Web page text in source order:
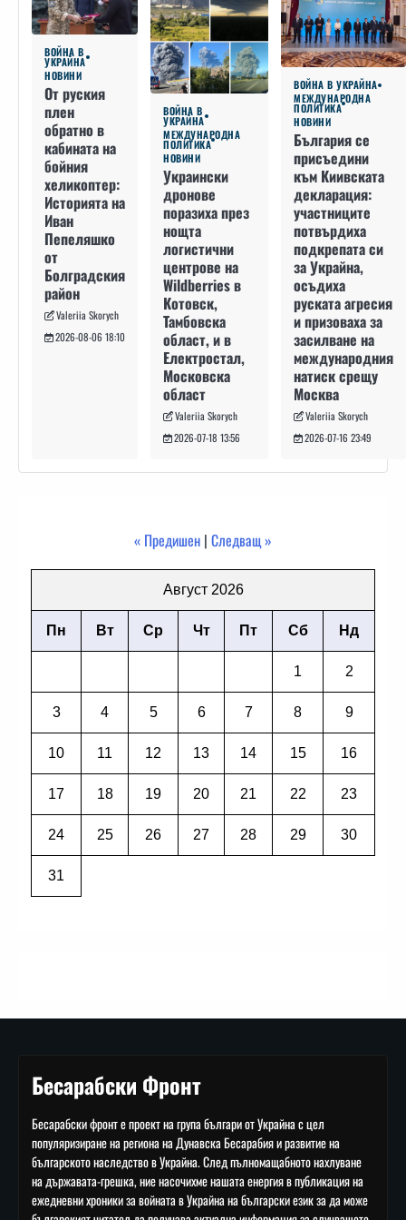
ВОЙНА В
УКРАЙНА
НОВИНИ
От руския
плен
обратно в
кабината на
бойния
хеликоптер:
Историята на
Иван
Пепеляшко
от
Болградския
район
Valeriia Skorych
2026-08-06 18:10
ВОЙНА В
УКРАЙНА
МЕЖДУНАРОДНА
ПОЛИТИКА
НОВИНИ
Украински
дронове
поразиха през
нощта
логистични
центрове на
Wildberries в
Котовск,
Тамбовска
област, и в
Електростал,
Московска
област
Valeriia Skorych
2026-07-18 13:56
ВОЙНА В УКРАЙНА
МЕЖДУНАРОДНА
ПОЛИТИКА
НОВИНИ
България се
присъедини
към Киивската
декларация:
участниците
потвърдиха
подкрепата си
за Украйна,
осъдиха
руската агресия
и призоваха за
засилване на
международния
натиск срещу
Москва
Valeriia Skorych
2026-07-16 23:49
« Предишен | Следващ »
Август 2026
Пн Вт Ср Чт Пт Сб Нд
1 2
3 4 5 6 7 8 9
10 11 12 13 14 15 16
17 18 19 20 21 22 23
24 25 26 27 28 29 30
31
Бесарабски Фронт
Бесарабски фронт е проект на група българи от Украйна с цел
популяризиране на региона на Дунавска Бесарабия и развитие на
българското наследство в Украйна. След пълномащабното нахлуване
на държавата-грешка, ние насочихме нашата енергия в публикация на
ежедневни хроники за войната в Украйна на български език за да може